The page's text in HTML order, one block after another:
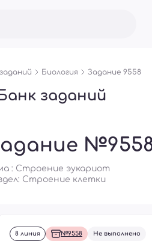
Биология Задание 9558
заданий
: Строение эукариот
Строение клетки
8 линия №9558 Не выполнено